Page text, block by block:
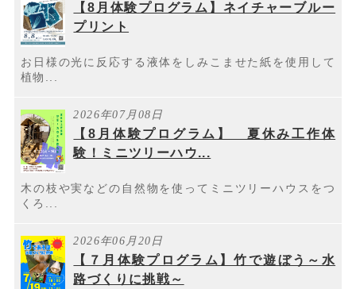
【8月体験プログラム】ネイチャーブルー
プリント
お日様の光に反応する液体をしみこませた紙を使用して
植物...
2026年07月08日
【8月体験プログラム】 夏休み工作体
験！ミニツリーハウ...
木の枝や実などの自然物を使ってミニツリーハウスをつ
くろ...
2026年06月20日
【７月体験プログラム】竹で遊ぼう～水
路づくりに挑戦～